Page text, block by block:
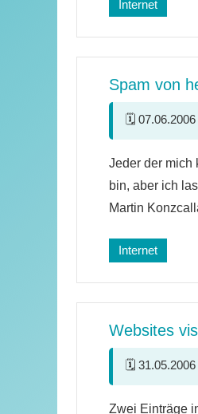
Internet
Spam von
07.06.2006
Kommentare
Jeder der mich
bin, aber ich
Martin
Internet
Websites
31.05.2006
Zwei Einträge